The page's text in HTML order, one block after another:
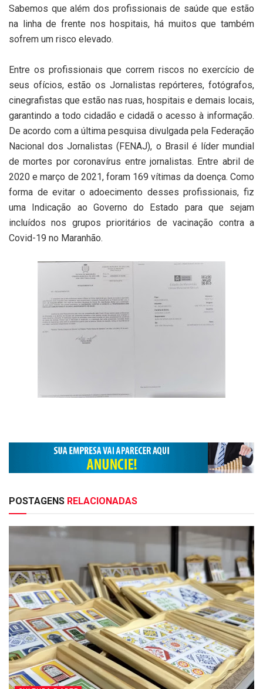
Sabemos que além dos profissionais de saúde que estão
na linha de frente nos hospitais, há muitos que também
sofrem um risco elevado.
Entre os profissionais que correm riscos no exercício de
seus ofícios, estão os Jornalistas repórteres, fotógrafos,
cinegrafistas que estão nas ruas, hospitais e demais locais,
garantindo a todo cidadão e cidadã o acesso à informação.
De acordo com a última pesquisa divulgada pela Federação
Nacional dos Jornalistas (FENAJ), o Brasil é líder mundial
de mortes por coronavírus entre jornalistas. Entre abril de
2020 e março de 2021, foram 169 vítimas da doença. Como
forma de evitar o adoecimento desses profissionais, fiz
uma Indicação ao Governo do Estado para que sejam
incluídos nos grupos prioritários de vacinação contra a
Covid-19 no Maranhão.
POSTAGENS RELACIONADAS